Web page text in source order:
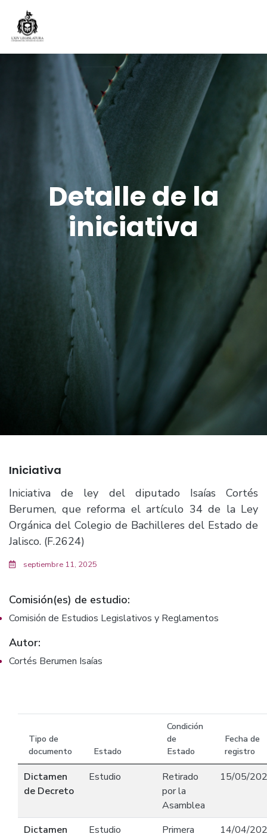
Detalle de la
iniciativa
Iniciativa
Iniciativa de ley del diputado Isaías Cortés
Berumen, que reforma el artículo 34 de la Ley
Orgánica del Colegio de Bachilleres del Estado de
Jalisco. (F.2624)
septiembre 11, 2025
Comisión(es) de estudio:
Comisión de Estudios Legislativos y Reglamentos
Autor:
Cortés Berumen Isaías
Tipo de
documento
Estado
Condición
de
Estado
Fecha de
registro
Dictamen
de Decreto
Estudio
Retirado
por la
Asamblea
15/05/
Dictamen
Estudio
Primera
14/04/